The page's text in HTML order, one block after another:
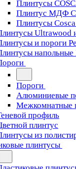
Плинтусы
Плинтус МДФ
Плинтусы
Ultrawood
и пороги
напольные
Пороги
Алюминиевые
Межкомнатные
профиль
плинтус
из
плинтусы